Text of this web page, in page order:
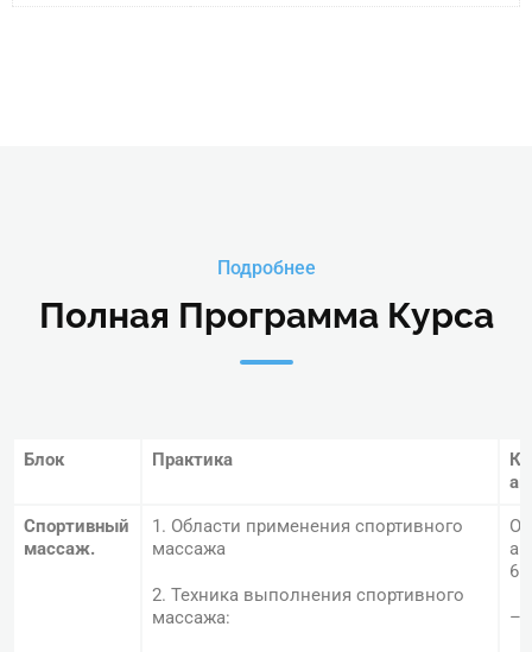
Подробнее
Полная Программа Курса
Блок Практика
Спортивный
массаж.
1. Области применения спортивного
массажа
2. Техника выполнения спортивного
массажа:
6:
–